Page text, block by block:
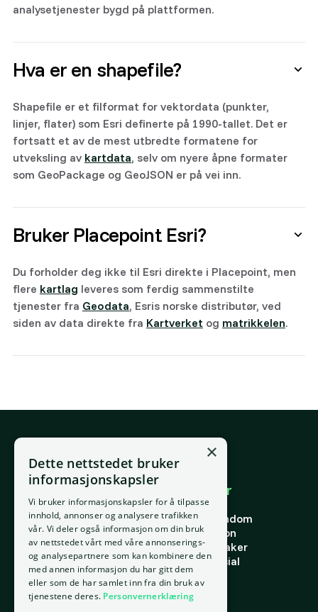
analysetjenester bygd på plattformen.
Hva er en shapefile?
Shapefile er et filformat for vektordata (punkter,
linjer, flater) som Esri definerte på 1990-tallet. Det er
fortsatt et av de mest utbredte formatene for
utveksling av kartdata, selv om nyere åpne formater
som GeoPackage og GeoJSON er på vei inn.
Bruker Placepoint Esri?
Du forholder deg ikke til Esri direkte i Placepoint, men
flere kartlag leveres som ferdig sammenstilte
tjenester fra Geodata, Esris norske distributør, ved
siden av data direkte fra Kartverket og matrikkelen.
E-post
support@placepoint.no
Selskapet
Hjem
Om oss
Ansatte
Kontakt oss
Personvern
Vilkår for bruk
Informasjonskapsler
Brukområder
Forstå eiendom
Finne riktig eiendom
Finn riktig person
Finn riktig leietaker
Verdi og potensial
Risiko
Portefølje
×
Dette nettstedet bruker
informasjonskapsler
Vi bruker informasjonskapsler for å tilpasse
innhold, annonser og analysere trafikken
vår. Vi deler også informasjon om din bruk
av nettstedet vårt med våre annonserings-
og analysepartnere som kan kombinere den
med annen informasjon du har gitt dem
eller som de har samlet inn fra din bruk av
tjenestene deres. Personvernerklæring